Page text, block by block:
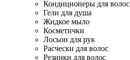
Кондиционеры для волос
Гели для душа
Жидкое мыло
Косметички
Лосьон для рук
Расчески для волос
Резинки для волос